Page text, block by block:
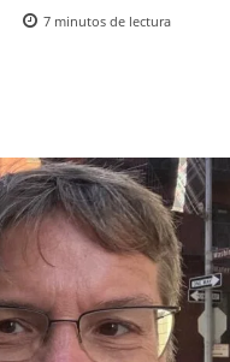
7 minutos de lectura